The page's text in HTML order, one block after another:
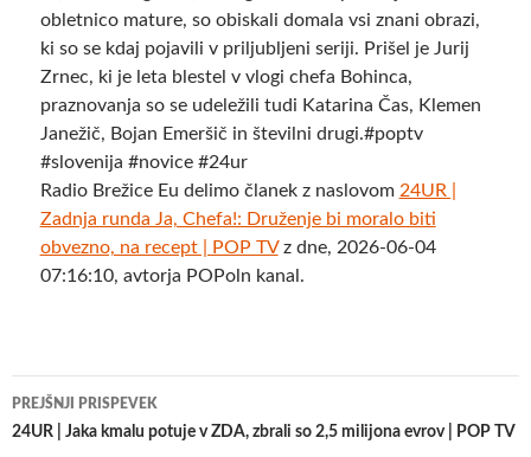
obletnico mature, so obiskali domala vsi znani obrazi,
ki so se kdaj pojavili v priljubljeni seriji. Prišel je Jurij
Zrnec, ki je leta blestel v vlogi chefa Bohinca,
praznovanja so se udeležili tudi Katarina Čas, Klemen
Janežič, Bojan Emeršič in številni drugi.#poptv
#slovenija #novice #24ur
Radio Brežice Eu delimo članek z naslovom 24UR |
Zadnja runda Ja, Chefa!: Druženje bi moralo biti
obvezno, na recept | POP TVz dne, 2026-06-04
07:16:10, avtorja POPoln kanal.
Krmarjenje
po
PREJŠNJI PRISPEVEK
24UR | Jaka kmalu potuje v ZDA, zbrali so 2,5 milijona evrov | POP TV